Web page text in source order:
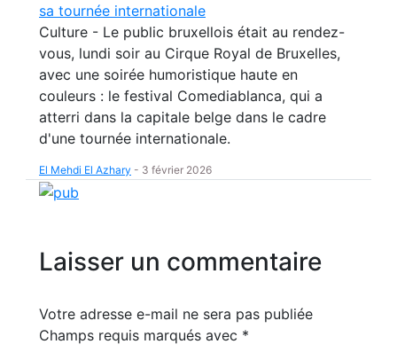
sa tournée internationale
Culture - Le public bruxellois était au rendez-
vous, lundi soir au Cirque Royal de Bruxelles,
avec une soirée humoristique haute en
couleurs : le festival Comediablanca, qui a
atterri dans la capitale belge dans le cadre
d'une tournée internationale.
El Mehdi El Azhary - 3 février 2026
Laisser un commentaire
Votre adresse e-mail ne sera pas publiée
Champs requis marqués avec *